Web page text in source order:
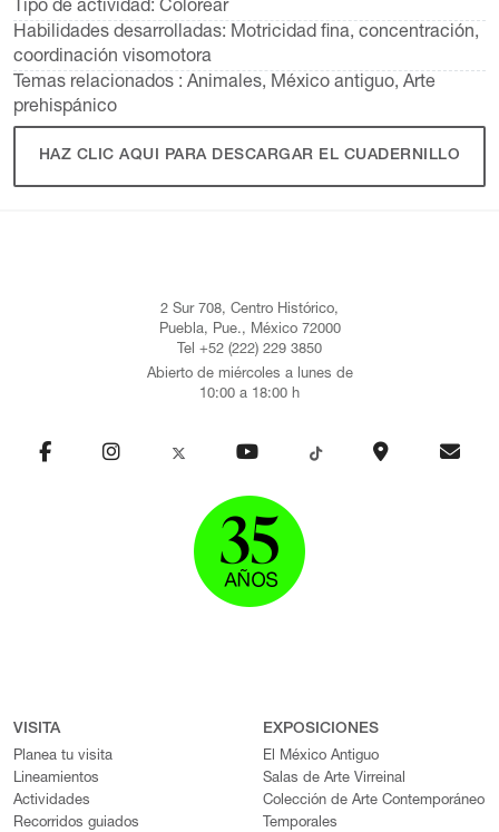
Tipo de actividad: Colorear
Habilidades desarrolladas: Motricidad fina, concentración,
coordinación visomotora
Temas relacionados : Animales, México antiguo, Arte
prehispánico
HAZ CLIC AQUI PARA DESCARGAR EL CUADERNILLO
2 Sur 708, Centro Histórico,
Puebla, Pue., México 72000
Tel +52 (222) 229 3850
Abierto de miércoles a lunes de
10:00 a 18:00 h
VISITA
Planea tu visita
Lineamientos
Actividades
Recorridos guiados
EXPOSICIONES
El México Antiguo
Salas de Arte Virreinal
Colección de Arte Contemporáneo
Temporales